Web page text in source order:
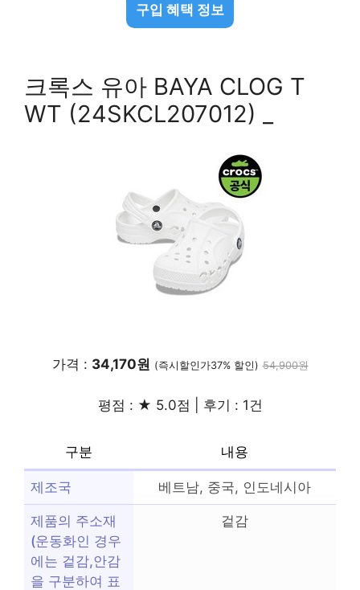
구입 혜택 정보
크록스 유아 BAYA CLOG T
WT (24SKCL207012) _
가격 : 34,170원 (즉시할인가37% 할인) 54,900원
평점 : ★ 5.0점 | 후기 : 1건
구분 내용
제조국 베트남, 중국, 인도네시아
제품의 주소재
(운동화인 경우
에는 겉감,안감
을 구분하여 표
겉감